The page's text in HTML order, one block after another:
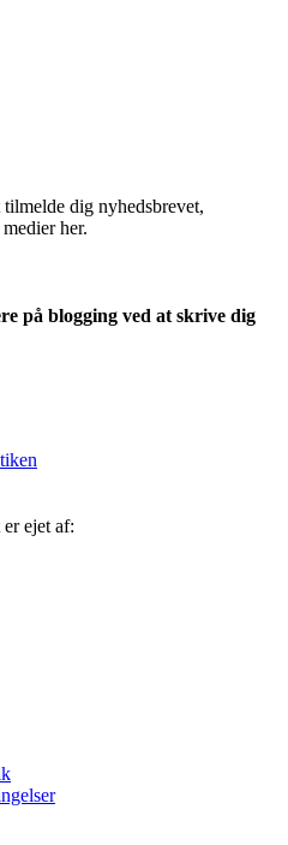
dig nyhedsbrevet,
her.
på blogging ved at skrive dig
ejet af: